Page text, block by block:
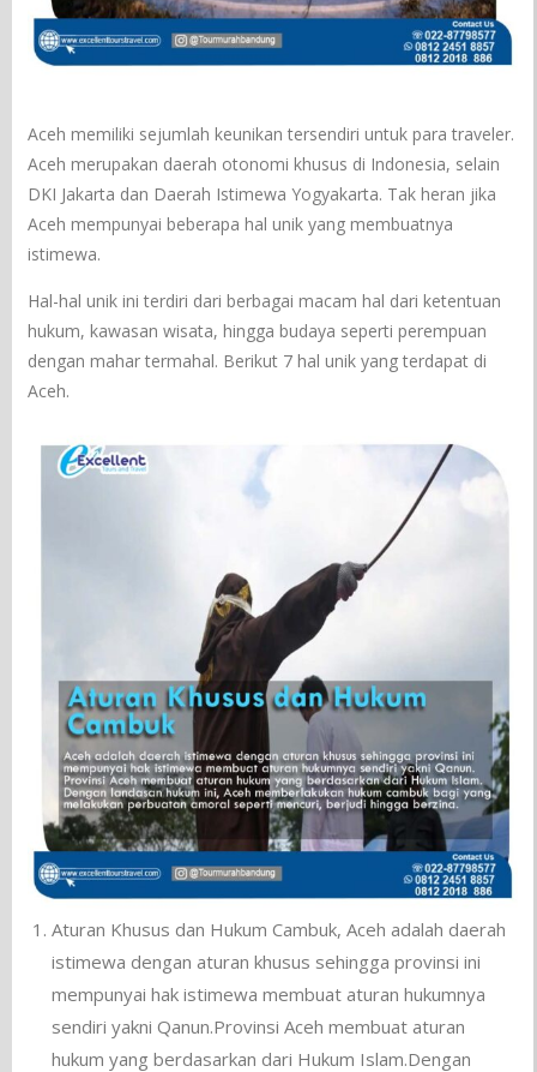
Aceh memiliki sejumlah keunikan tersendiri untuk para traveler.
Aceh merupakan daerah otonomi khusus di Indonesia, selain
DKI Jakarta dan Daerah Istimewa Yogyakarta. Tak heran jika
Aceh mempunyai beberapa hal unik yang membuatnya
istimewa.
Hal-hal unik ini terdiri dari berbagai macam hal dari ketentuan
hukum, kawasan wisata, hingga budaya seperti perempuan
dengan mahar termahal. Berikut 7 hal unik yang terdapat di
Aceh.
Aturan Khusus dan Hukum Cambuk, Aceh adalah daerah
istimewa dengan aturan khusus sehingga provinsi ini
mempunyai hak istimewa membuat aturan hukumnya
sendiri yakni Qanun.Provinsi Aceh membuat aturan
hukum yang berdasarkan dari Hukum Islam.Dengan